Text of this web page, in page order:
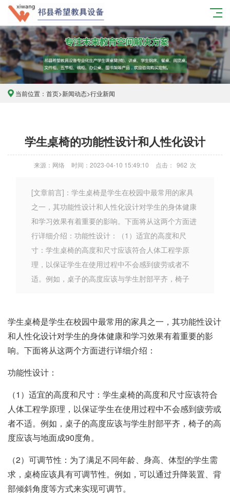
当前位置： 首页>新闻动态>行业新闻
学生桌椅的功能性设计和人性化设计
来源：网络 时间：2023-04-10 15:49:10 点击： 962 次
[文章前言]：学生桌椅是学生在校园中最常用的家具
之一，其功能性设计和人性化设计对学生的身体健康
和学习效果有着重要的影响。下面将从这两个方面进
行详细介绍：功能性设计：（1）适宜的高度和尺
寸：学生桌椅的高度和尺寸应该符合人体工程学原
理，以保证学生在使用过程中不会感到疲劳或者不
适。例如，桌子的高度应该与学生肘部平齐，椅子
学生桌椅是学生在校园中最常用的家具之一，其功能性设计
和人性化设计对学生的身体健康和学习效果有着重要的影
响。下面将从这两个方面进行详细介绍：
功能性设计：
（1）适宜的高度和尺寸：学生桌椅的高度和尺寸应该符合
人体工程学原理，以保证学生在使用过程中不会感到疲劳或
者不适。例如，桌子的高度应该与学生肘部平齐，椅子的高
度应该与地面成90度角。
（2）可调节性：为了满足不同年龄、身高、体型的学生需
求，桌椅应该具有可调节性。例如，可以通过升降装置、背
部倾斜角度等方式来实现可调节。